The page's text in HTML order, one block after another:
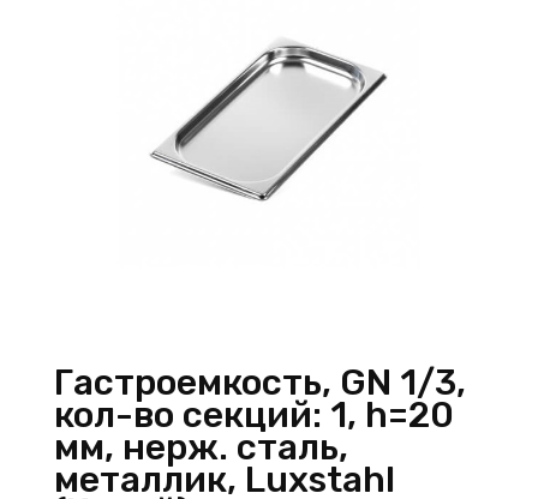
Гастроемкость, GN 1/3,
кол-во секций: 1, h=20
мм, нерж. сталь,
металлик, Luxstahl